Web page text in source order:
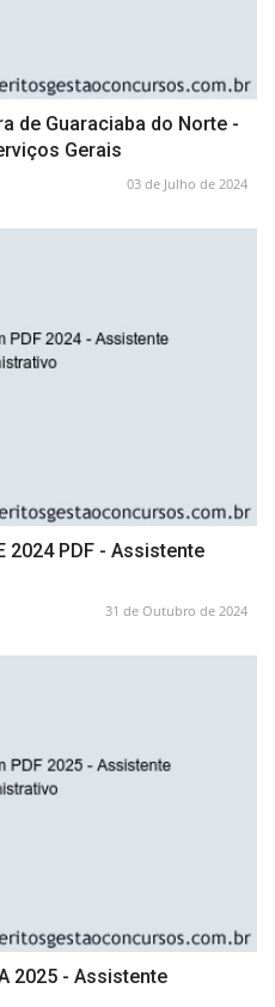
de Guaraciaba do Norte -
Gerais
03 de Julho de 2024
2024 PDF - Assistente
31 de Outubro de 2024
2025 - Assistente